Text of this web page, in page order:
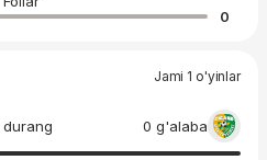
0
Jami 1 o'yinlar
durang 0 g'alaba